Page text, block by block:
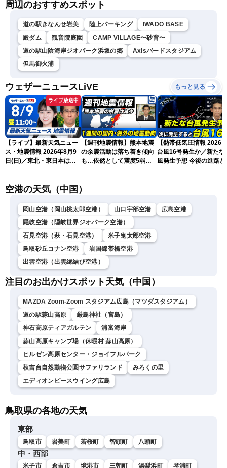
周辺のおすすめスポット
道の駅きなんせ岩美 陸上パーキング
IWADO BASE
殿ダム
観音院庭園
CAMP VILLAGE〜砂育〜
道の駅山陰海岸ジオパーク浜坂の郷
Axisバードスタジアム
但馬御火浦
ウェザーニュースLiVE もっと見る
ライブ放送中
【ライブ】最新天気ニュー
ス・地震情報 2026年8月9
日(日)／東北・東日本は急
ム・青原桃香／山口剛央〉
【週刊地震情報】熊本地震
の余震活動は落ち着き傾向
も…依然として震度5弱警
【熱帯低気圧情報 2026】
台風16号発生か／新たな
風発生予想 今後の進路と
空港の天気（中国）
岡山空港（岡山桃太郎空港） 山口宇部空港
広島空港
隠岐空港（隠岐世界ジオパーク空港）
石見空港（萩・石見空港）
米子鬼太郎空港
鳥取砂丘コナン空港
岩国錦帯橋空港
出雲空港（出雲縁結び空港）
注目のお出かけスポット天気（中国）
MAZDA Zoom-Zoom スタジアム広島（マツダスタジアム）
道の駅蒜山高原
厳島神社（宮島）
神石高原ティアガルテン
浦富海岸
蒜山高原キャンプ場（休暇村 蒜山高原）
ヒルゼン高原センター・ジョイフルパーク
秋吉台自然動物公園サファリランド
みろくの里
エディオンピースウイング広島
鳥取県の各地の天気
東部
鳥取市 岩美町 若桜町 智頭町 八頭町
中・西部
米子市 倉吉市 境港市 三朝町 湯梨浜町 琴浦町